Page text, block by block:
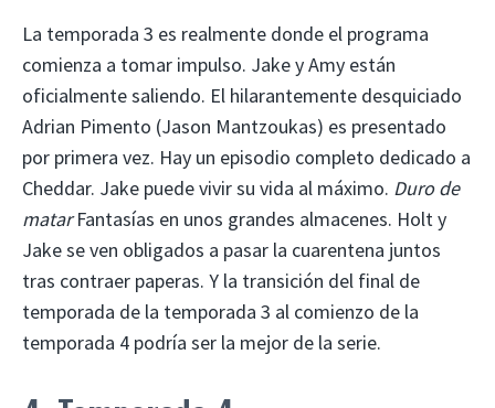
La temporada 3 es realmente donde el programa
comienza a tomar impulso. Jake y Amy están
oficialmente saliendo. El hilarantemente desquiciado
Adrian Pimento (Jason Mantzoukas) es presentado
por primera vez. Hay un episodio completo dedicado a
Cheddar. Jake puede vivir su vida al máximo. Duro de
matarFantasías en unos grandes almacenes. Holt y
Jake se ven obligados a pasar la cuarentena juntos
tras contraer paperas. Y la transición del final de
temporada de la temporada 3 al comienzo de la
temporada 4 podría ser la mejor de la serie.